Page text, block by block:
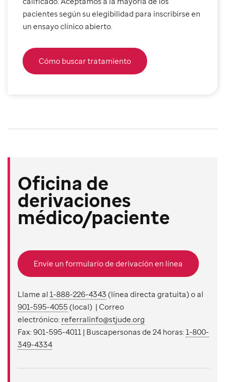
pacientes según su elegibilidad para inscribirse en
un ensayo clínico abierto.
Cómo buscar tratamiento
Oficina de
derivaciones
médico/paciente
Envíe un formulario de derivación en línea
Llame al 1-888-226-4343 (línea directa gratuita) o al
901-595-4055(local) | Correo
electrónico: referralinfo@stjude.org
Fax: 901-595-4011 | Buscapersonas de 24 horas:1-800-
349-4334